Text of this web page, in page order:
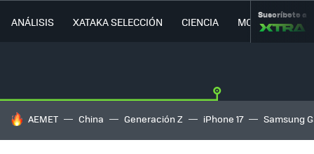
ANÁLISIS XATAKA SELECCIÓN CIENCIA MOVILIDAD
Suscríbete a
HOY SE HABLA DE
AEMET China Generación Z iPhone 17 Samsung